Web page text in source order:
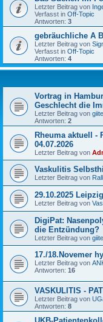
Letzter Beitrag von
Verfasst in Off-Topic
Antworten: 3
gebräuchliche A
Letzter Beitrag von
Verfasst in Off-Topic
Antworten: 4
Vortrag in
Geschlecht die
Letzter Beitrag von giite
Antworten: 2
Rheuma aktuell -
04.07.2026
Letzter Beitrag von
Vaskulitis
Letzter Beitrag von
29.10.2025
Letzter Beitrag von
DigiPat:
die Entzündung?
Letzter Beitrag von giite
17./18.Novemer
Letzter Beitrag von
Antworten: 16
VASKULITIS -
Letzter Beitrag von
Antworten: 8